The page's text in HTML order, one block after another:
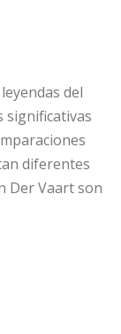
del
significativas
diferentes
Der Vaart son